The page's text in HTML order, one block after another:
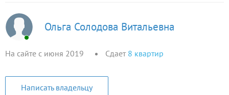
Ольга Солодова Витальевна
На сайте с июня 2019 Сдает 8 квартир
Написать владельцу